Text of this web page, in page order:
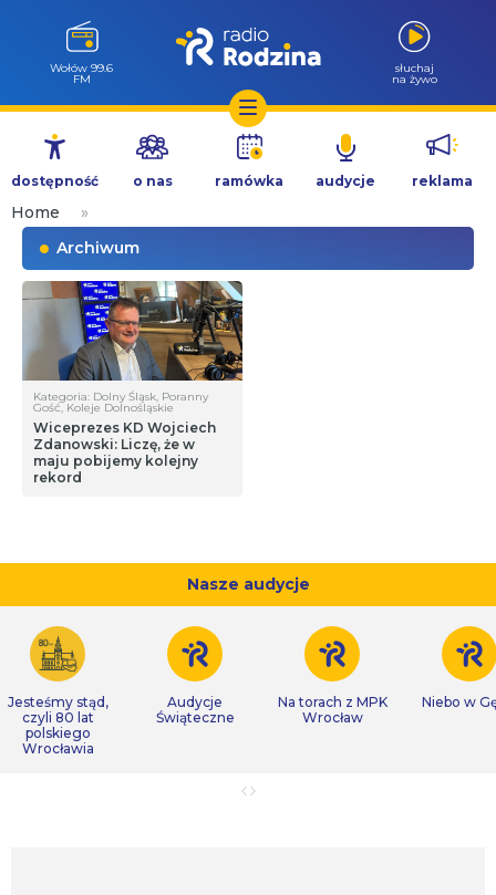
Przejdź
treści
Milicz 88.5
FM
słuchaj
na żywo
dostępność o nas ramówka audycje reklama
Home
»
Archiwum
Kategoria: Dolny Śląsk, Poranny
Gość, Koleje Dolnośląskie
Wiceprezes KD Wojciech
Zdanowski: Liczę, że w
maju pobijemy kolejny
rekord
Nasze audycje
Jesteśmy stąd,
czyli 80 lat
polskiego
Wrocławia
Audycje
Świąteczne
Na torach z MPK
Wrocław
Niebo w